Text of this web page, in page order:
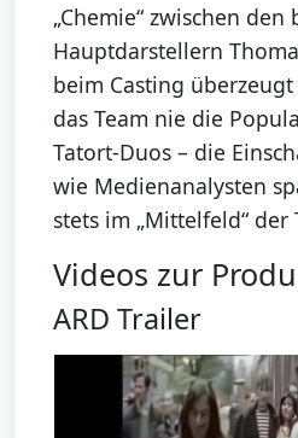
„Chemie“ zwischen den
Hauptdarstellern
beim Casting
das Team nie die
Tatort-Duos – die
wie Medienanalysten
stets im „Mittelfeld“ der
Videos zur
ARD Trailer